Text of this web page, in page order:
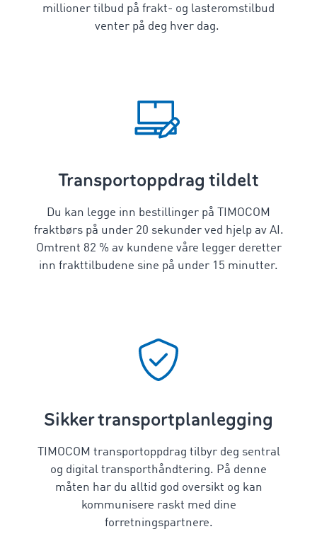
millioner tilbud på frakt- og lasteromstilbud
venter på deg hver dag.
Transportoppdrag tildelt
Du kan legge inn bestillinger på TIMOCOM
fraktbørs på under 20 sekunder ved hjelp av AI.
Omtrent 82 % av kundene våre legger deretter
inn frakttilbudene sine på under 15 minutter.
Sikker transportplanlegging
TIMOCOM transportoppdrag tilbyr deg sentral
og digital transporthåndtering. På denne
måten har du alltid god oversikt og kan
kommunisere raskt med dine
forretningspartnere.